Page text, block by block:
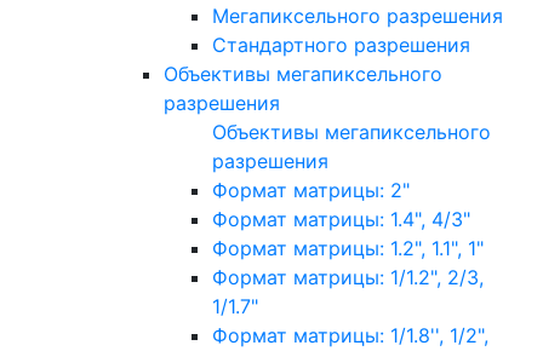
Мегапиксельного разрешения
Стандартного разрешения
Объективы мегапиксельного
разрешения
Объективы мегапиксельного
разрешения
Формат матрицы: 2"
Формат матрицы: 1.4", 4/3"
Формат матрицы: 1.2", 1.1", 1"
Формат матрицы: 1/1.2", 2/3,
1/1.7"
Формат матрицы: 1/1.8'', 1/2",